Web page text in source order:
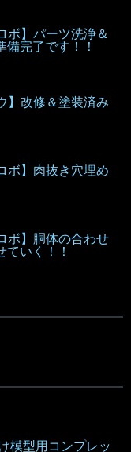
ボ】パーツ洗浄＆
完了です！！
】改修＆塗装済み
ボ】肉抜き穴埋め
ボ】胴体の合わせ
いく！！
模型用コンプレッ